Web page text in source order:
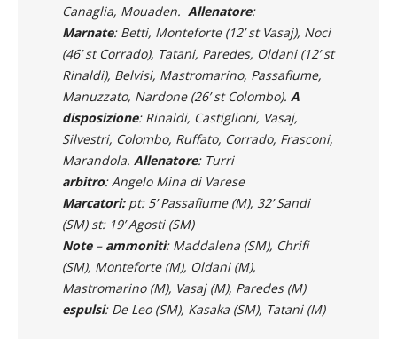
Canaglia, Mouaden. Allenatore:
Marnate: Betti, Monteforte (12’ st Vasaj), Noci
(46’ st Corrado), Tatani, Paredes, Oldani (12’ st
Rinaldi), Belvisi, Mastromarino, Passafiume,
Manuzzato, Nardone (26’ st Colombo). A
disposizione: Rinaldi, Castiglioni, Vasaj,
Silvestri, Colombo, Ruffato, Corrado, Frasconi,
Marandola. Allenatore: Turri
arbitro: Angelo Mina di Varese
Marcatori:pt: 5’ Passafiume (M), 32’ Sandi
(SM) st: 19’ Agosti (SM)
Note–ammoniti: Maddalena (SM), Chrifi
(SM), Monteforte (M), Oldani (M),
Mastromarino (M), Vasaj (M), Paredes (M)
espulsi: De Leo (SM), Kasaka (SM), Tatani (M)